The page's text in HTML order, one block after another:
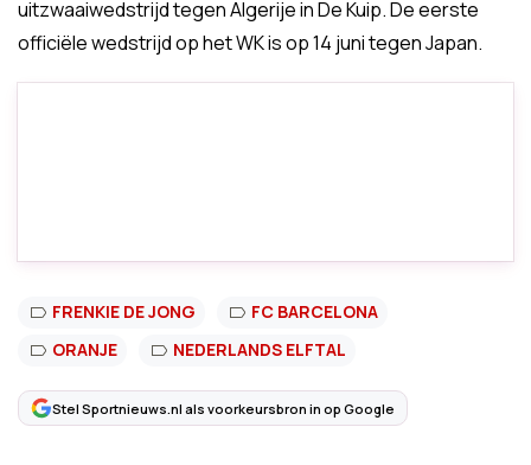
uitzwaaiwedstrijd tegen Algerije in De Kuip. De eerste
officiële wedstrijd op het WK is op 14 juni tegen Japan.
FRENKIE DE JONG
FC BARCELONA
ORANJE
NEDERLANDS ELFTAL
Stel Sportnieuws.nl als voorkeursbron in op Google